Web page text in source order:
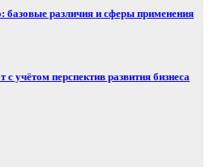
различия и сферы применения
учётом перспектив развития бизнеса